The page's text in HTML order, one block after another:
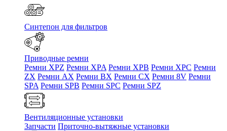
Синтепон для фильтров
Приводные ремни
Ремни XPZ Ремни XPA Ремни XPB Ремни XPC Ремни
ZX Ремни AX Ремни BX Ремни CX Ремни 8V Ремни
SPA Ремни SPB Ремни SPC Ремни SPZ
Вентиляционные установки
Запчасти Приточно-вытяжные установки